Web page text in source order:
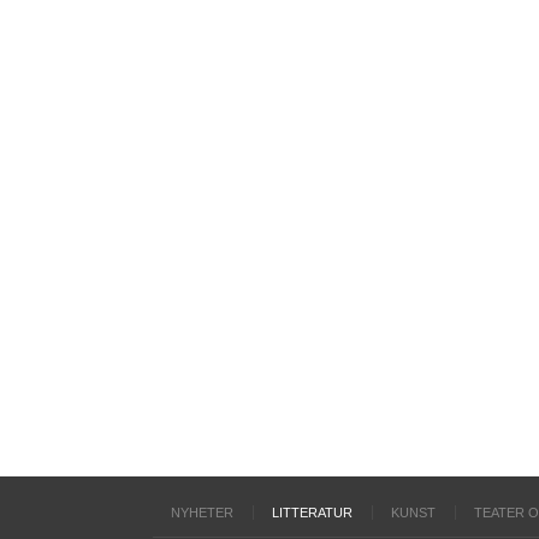
NYHETER LITTERATUR KUNST TEATER